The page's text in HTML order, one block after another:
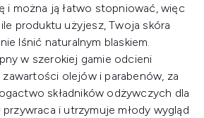
i można ją łatwo stopniować, więc
produktu użyjesz, Twoja skóra
lśnić naturalnym blaskiem.
w szerokiej gamie odcieni
olejów i parabenów, za
składników odżywczych dla
i utrzymuje młody wygląd